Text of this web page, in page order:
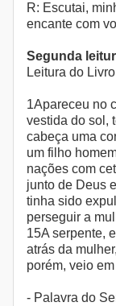
R: Escutai,
encante com
Segunda
Leitura do
1Apareceu no
vestida do sol,
cabeça uma
um filho
nações com
junto de Deus
tinha sido
perseguir a
15A serpente,
atrás da
porém, veio
- Palavra do